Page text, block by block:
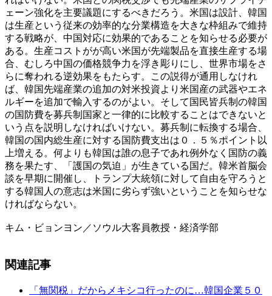
ェーン強化を主要議題にするべきだろう。米国は設計、韓国
は生産という従来の効率的な分業構造を大きな枠組みで維持
する戦略が、中国対応に効果的であることを知らせる必要が
ある。生産コストがが高い米国が先端製品を直接生産する場
合、むしろ中国の価格競争力を浮き彫りにし、世界市場をさ
らに奪われる逆効果をもたらす。この説得が通用しなけれ
ば、韓国先端産業の追加の対米投資より米国産の武器やエネ
ルギーを追加で輸入するのがよい。そして国民皆兵制の韓国
の国防費を募兵制国家と一律的に比較することはできないと
いう点を説明しなければいけない。募兵制に転換する場合、
韓国の国内総生産に対する国防費支出は０．５％ポイント以
上増える。何よりも韓国は誰の息子であれ例外なく国防の義
務を果たす、「護国の気迫」が生きている国だ。韓米首脳会
談を早期に開催し、トランプ大統領に対して自由を守ろうと
する韓国人の意志は米国に劣らず強いということを知らせな
ければならない。
キム・ビョンヨン／ソウル大客員教授・経済学部
関連記事
「無関税」だからメキシコ行ったのに…韓国企業５０